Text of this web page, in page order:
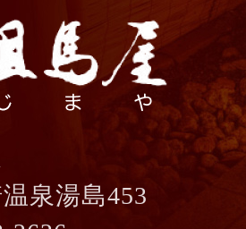
泉湯島453